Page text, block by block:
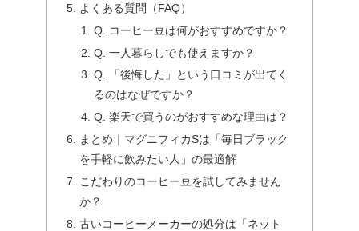
よくある質問（FAQ）
Q. コーヒー豆は何がおすすめですか？
Q. 一人暮らしでも使えますか？
Q. 「後悔した」という口コミが出てく
るのはなぜですか？
Q. 楽天で買うのがおすすめな理由は？
まとめ｜マグニフィカSは「毎日ブラック
を手軽に飲みたい人」の最適解
こだわりのコーヒー豆を試してみません
か？
古いコーヒーメーカーの処分は「ネット